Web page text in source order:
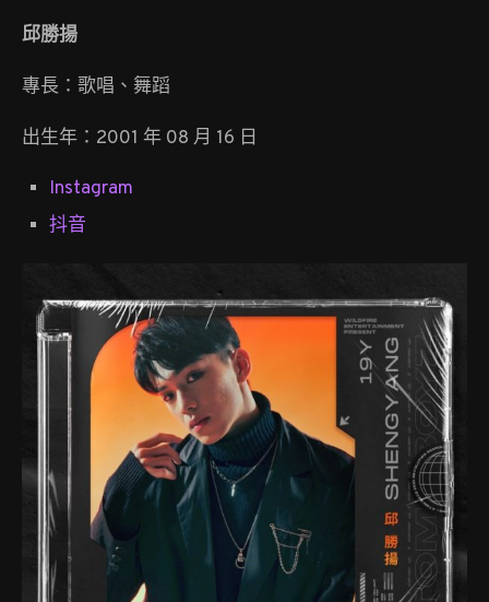
邱勝揚
專長：歌唱、舞蹈
出生年：2001 年 08 月 16 日
Instagram
抖音